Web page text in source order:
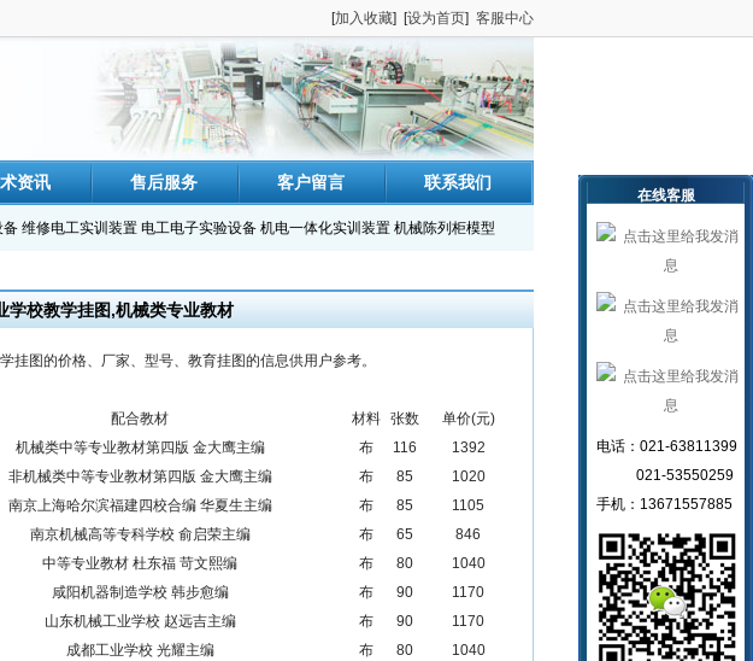
[加入收藏] [设为首页] 客服中心
资讯 售后服务 客户留言 联系我们
备 维修电工实训装置 电工电子实验设备 机电一体化实训装置 机械陈列柜模型
学校教学挂图,机械类专业教材
挂图的价格、厂家、型号、教育挂图的信息供用户参考。
配合教材 材料 张数
单价(元)
机械类中等专业教材第四版 金大鹰主编 布 116
1392
非机械类中等专业教材第四版 金大鹰主编 布 85
1020
南京上海哈尔滨福建四校合编 华夏生主编 布 85
1105
南京机械高等专科学校 俞启荣主编 布 65
846
中等专业教材 杜东福 苛文熙编 布 80
1040
咸阳机器制造学校 韩步愈编 布 90
1170
山东机械工业学校 赵远吉主编 布 90
1170
成都工业学校 光耀主编 布 80
1040
在线客服
电话：021-63811399
021-53550259
手机：13671557885